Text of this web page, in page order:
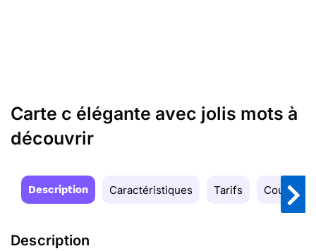
Carte c élégante avec jolis mots à
découvrir
Description Caractéristiques Tarifs Couleurs
Description